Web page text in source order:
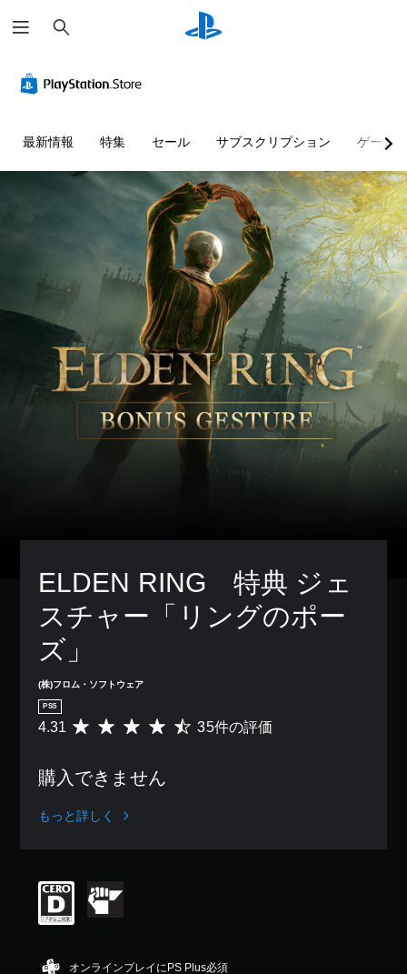
索
最新情報 特集 セール サブスクリプション ゲーム
ELDEN RING　特典 ジェ
スチャー「リングのポー
ズ」
(株)フロム・ソフトウェア
PS5
評
は
5
、
価
5
階
4.31 35件の評価
購入できません
もっと詳しく
オンラインプレイにPS Plus必須